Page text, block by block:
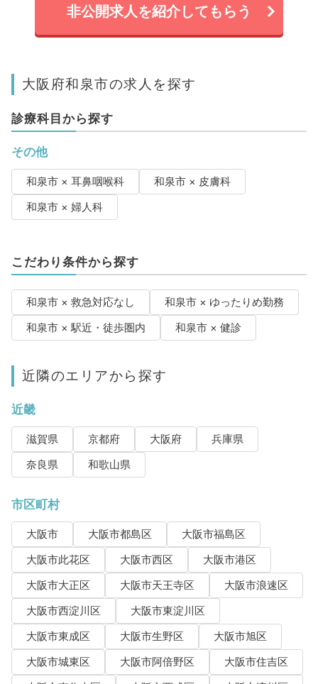
非公開求人を紹介してもらう
大阪府和泉市の求人を探す
診療科目から探す
その他
和泉市 × 耳鼻咽喉科
和泉市 × 皮膚科
和泉市 × 婦人科
こだわり条件から探す
和泉市 × 救急対応なし
和泉市 × ゆったりめ勤務
和泉市 × 駅近・徒歩圏内
和泉市 × 健診
近隣のエリアから探す
近畿
滋賀県 京都府 大阪府
兵庫県
奈良県
和歌山県
市区町村
大阪市 大阪市都島区
大阪市福島区
大阪市此花区
大阪市西区
大阪市港区
大阪市大正区
大阪市天王寺区
大阪市浪速区
大阪市西淀川区
大阪市東淀川区
大阪市東成区
大阪市生野区
大阪市旭区
大阪市城東区
大阪市阿倍野区
大阪市住吉区